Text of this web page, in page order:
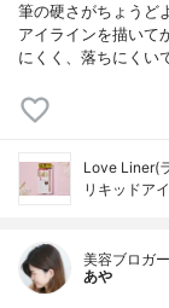
筆の硬さがちょうど
アイラインを描いて
にくく、落ちにくい
Love Liner(
リキッドア
美容ブロガー
あや